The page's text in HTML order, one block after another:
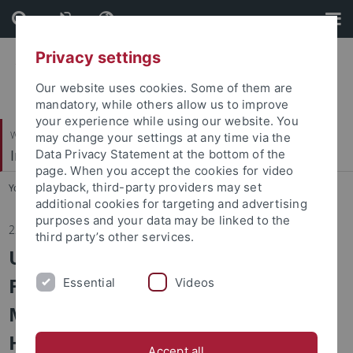
Skip
to
content
Skip
to
footer
Wirtschafts- und Sozialwissenschaftliche Fakultät
Institut für Sportwissenschaft
You are here: Startseite ... Institut
22.07.2025
Universität Tübingen erhält das
FISU Healthy Campus Label – Ein
Meilenstein für eine gesunde
Hochschulkultur
Privacy settings
Our website uses cookies. Some of them are
mandatory, while others allow us to improve
your experience while using our website. You
may change your settings at any time via the
Data Privacy Statement at the bottom of the
page. When you accept the cookies for video
playback, third-party providers may set
additional cookies for targeting and advertising
purposes and your data may be linked to the
third party’s other services.
Essential Videos